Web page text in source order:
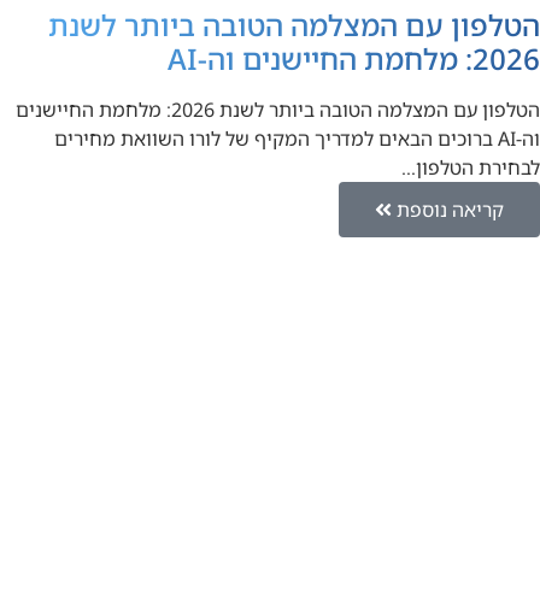
הטלפון עם המצלמה הטובה ביותר לשנת
2026: מלחמת החיישנים וה-AI
הטלפון עם המצלמה הטובה ביותר לשנת 2026: מלחמת החיישנים
וה-AI ברוכים הבאים למדריך המקיף של לורו השוואת מחירים
לבחירת הטלפון…
קריאה נוספת